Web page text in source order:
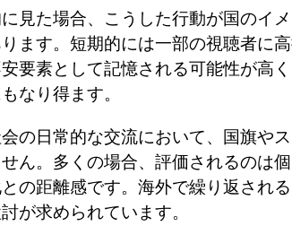
見た場合、こうした行動が国のイ
ます。短期的には一部の視聴者に
要素として記憶される可能性が高
なり得ます。
の日常的な交流において、国旗や
ん。多くの場合、評価されるのは
の距離感です。海外で繰り返され
が求められています。